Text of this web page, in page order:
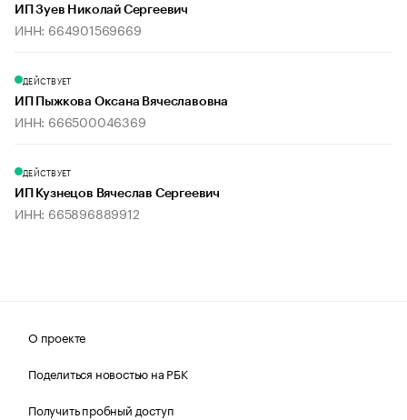
ИП Зуев Николай Сергеевич
ИНН: 664901569669
ДЕЙСТВУЕТ
ИП Пыжкова Оксана Вячеславовна
ИНН: 666500046369
ДЕЙСТВУЕТ
ИП Кузнецов Вячеслав Сергеевич
ИНН: 665896889912
О проекте
Поделиться новостью на РБК
Получить пробный доступ